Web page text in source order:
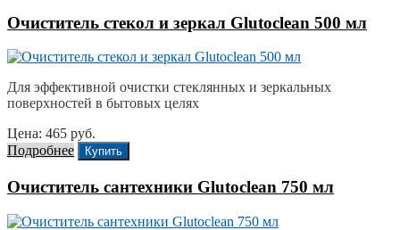
Очиститель стекол и зеркал Glutoclean 500 мл
Для эффективной очистки стеклянных и зеркальных
поверхностей в бытовых целях
Цена: 465 руб.
Подробнее
Купить
Очиститель сантехники Glutoclean 750 мл